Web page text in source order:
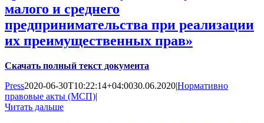
малого и среднего
предпринимательства при реализации
их преимущественных прав»
Скачать полный текст документа
Press2020-06-30T10:22:14+04:0030.06.2020|Нормативно
правовые акты (МСП)|
Читать дальше